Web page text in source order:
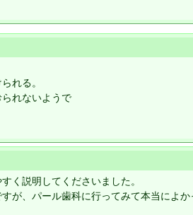
れる。
れないようで
く説明してくださいました。
が、パール歯科に行ってみて本当によか